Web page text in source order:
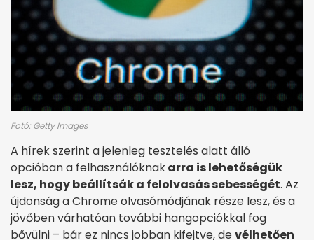
Fotó: Getty Images
A hírek szerint a jelenleg tesztelés alatt álló
opcióban a felhasználóknakarra is lehetőségük
lesz, hogy beállítsák a felolvasás sebességét. Az
újdonság a Chrome olvasómódjának része lesz, és a
jövőben várhatóan további hangopciókkal fog
bővülni – bár ez nincs jobban kifejtve, devélhetően